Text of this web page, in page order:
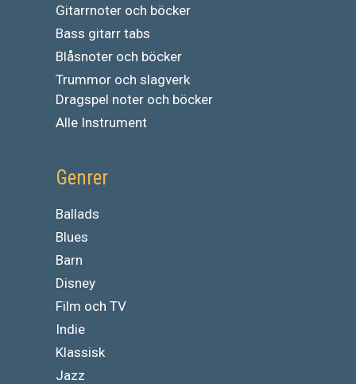
Gitarrnoter och böcker
Bass gitarr tabs
Blåsnoter och böcker
Trummor och slagverk
Dragspel noter och böcker
Alle Instrument
Genrer
Ballads
Blues
Barn
Disney
Film och TV
Indie
Klassisk
Jazz